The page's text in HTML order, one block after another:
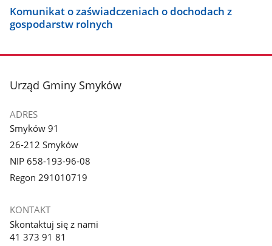
Komunikat o zaświadczeniach o dochodach z
gospodarstw rolnych
stopka
Urząd Gminy Smyków
ADRES
Smyków 91
26-212 Smyków
NIP 658-193-96-08
Regon 291010719
KONTAKT
Skontaktuj się z nami
41 373 91 81